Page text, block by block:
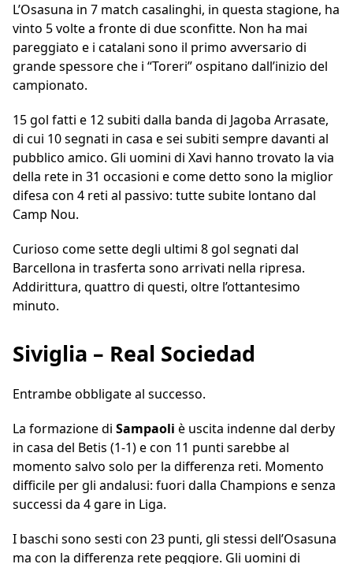
L’Osasuna in 7 match casalinghi, in questa stagione, ha
vinto 5 volte a fronte di due sconfitte. Non ha mai
pareggiato e i catalani sono il primo avversario di
grande spessore che i “Toreri” ospitano dall’inizio del
campionato.
15 gol fatti e 12 subiti dalla banda di Jagoba Arrasate,
di cui 10 segnati in casa e sei subiti sempre davanti al
pubblico amico. Gli uomini di Xavi hanno trovato la via
della rete in 31 occasioni e come detto sono la miglior
difesa con 4 reti al passivo: tutte subite lontano dal
Camp Nou.
Curioso come sette degli ultimi 8 gol segnati dal
Barcellona in trasferta sono arrivati nella ripresa.
Addirittura, quattro di questi, oltre l’ottantesimo
minuto.
Siviglia – Real Sociedad
Entrambe obbligate al successo.
La formazione di Sampaoli è uscita indenne dal derby
in casa del Betis (1-1) e con 11 punti sarebbe al
momento salvo solo per la differenza reti. Momento
difficile per gli andalusi: fuori dalla Champions e senza
successi da 4 gare in Liga.
I baschi sono sesti con 23 punti, gli stessi dell’Osasuna
ma con la differenza rete peggiore. Gli uomini di